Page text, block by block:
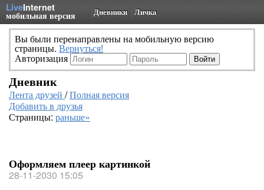
LiveInternet
мобильная версия Дневники Личка
Вы были перенаправлены на мобильную версию
страницы. Вернуться!
Авторизация
Дневник
Лента друзей /Полная версия
Добавить в друзья
Страницы: раньше»
Оформляем плеер картинкой
28-11-2030 15:05